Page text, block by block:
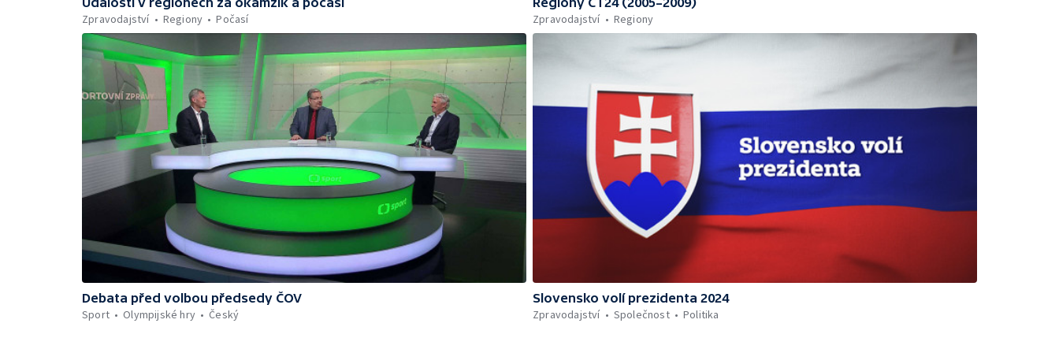
Zpravodajství
Regiony Počasí
Zpravodajství
Regiony
Debata před volbou předsedy ČOV
Sport
Olympijské hry Český
Slovensko volí prezidenta 2024
Zpravodajství
Společnost Politika